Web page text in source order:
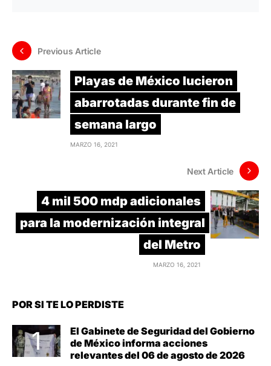
Previous Article
Playas de México lucieron
abarrotadas durante fin de
semana largo
MARZO 16, 2021
Next Article
4 mil 500 mdp adicionales
para la modernización integral
del Metro
MARZO 16, 2021
POR SI TE LO PERDISTE
El Gabinete de Seguridad del Gobierno
de México informa acciones
relevantes del 06 de agosto de 2026